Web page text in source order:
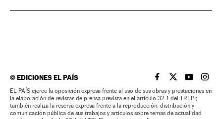
©EDICIONES EL PAÍS EL PAÍS BRASIL EN
EL PAÍSEL PAÍS
EL
EL PAÍS ejerce la oposición expresa frente al uso de sus obras y prestaciones en
la elaboración de revistas de prensa prevista en el artículo 32.1 del TRLPI;
también realiza la reserva expresa frente a la reproducción, distribución y
comunicación pública de sus trabajos y artículos sobre temas de actualidad